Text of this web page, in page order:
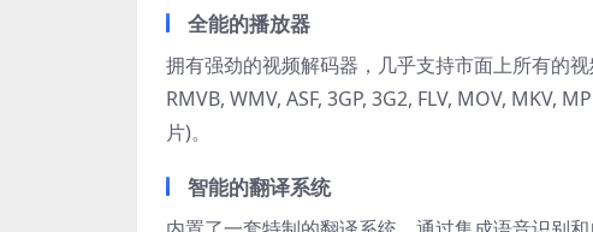
全能的播放器
拥有强劲的视频解码器，几乎支持市面上所有的
RMVB, WMV, ASF, 3GP, 3G2, FLV, MOV, MKV,
片)。
智能的翻译系统